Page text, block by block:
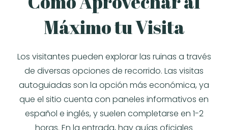
Máximo tu Visita
Los visitantes pueden explorar las ruinas a través
de diversas opciones de recorrido. Las visitas
autoguiadas son la opción más económica, ya
que el sitio cuenta con paneles informativos en
español e inglés, y suelen completarse en 1-2
horas. En la entrada, hay guías oficiales